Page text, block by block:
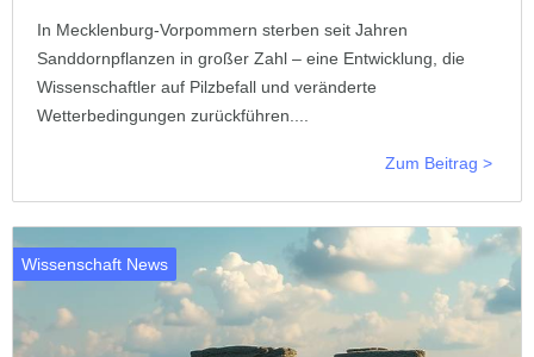
In Mecklenburg-Vorpommern sterben seit Jahren
Sanddornpflanzen in großer Zahl – eine Entwicklung, die
Wissenschaftler auf Pilzbefall und veränderte
Wetterbedingungen zurückführen....
Zum Beitrag >
Wissenschaft News